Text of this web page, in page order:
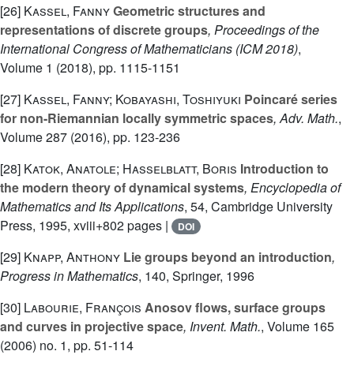
[26] Kassel, FannyGeometric structures and
representations of discrete groups, Proceedings of the
International Congress of Mathematicians (ICM 2018),
Volume 1 (2018), pp. 1115-1151
[27] Kassel, Fanny; Kobayashi, Toshiyuki Poincaré series
for non-Riemannian locally symmetric spaces, Adv. Math.,
Volume 287 (2016), pp. 123-236
[28] Katok, Anatole; Hasselblatt, Boris Introduction to
the modern theory of dynamical systems, Encyclopedia of
Mathematics and Its Applications, 54, Cambridge University
Press, 1995, xviii+802 pages |
DOI
[29] Knapp, Anthony Lie groups beyond an introduction,
Progress in Mathematics, 140, Springer, 1996
[30] Labourie, François Anosov flows, surface groups
and curves in projective space, Invent. Math., Volume 165
(2006) no. 1, pp. 51-114